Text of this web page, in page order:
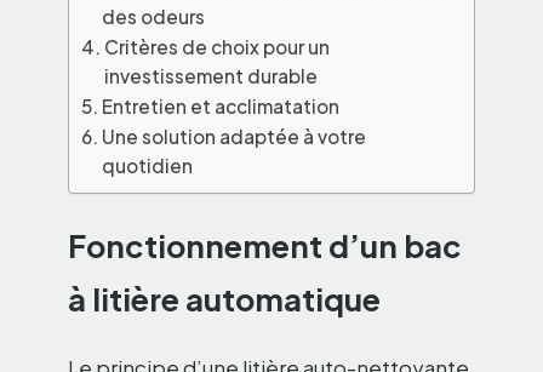
des odeurs
Critères de choix pour un
investissement durable
Entretien et acclimatation
Une solution adaptée à votre
quotidien
Fonctionnement d’un bac
à litière automatique